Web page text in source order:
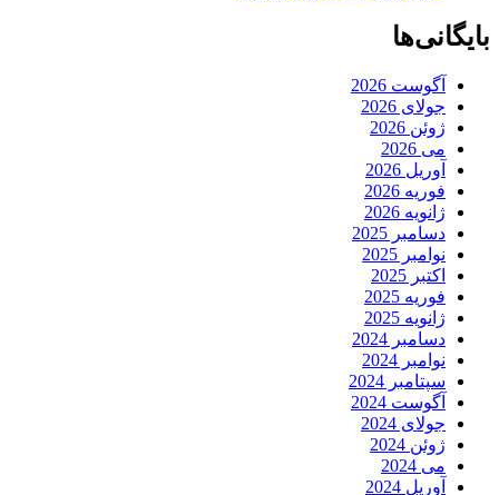
بایگانی‌ها
آگوست 2026
جولای 2026
ژوئن 2026
می 2026
آوریل 2026
فوریه 2026
ژانویه 2026
دسامبر 2025
نوامبر 2025
اکتبر 2025
فوریه 2025
ژانویه 2025
دسامبر 2024
نوامبر 2024
سپتامبر 2024
آگوست 2024
جولای 2024
ژوئن 2024
می 2024
آوریل 2024